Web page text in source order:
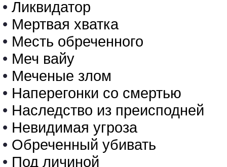
• Ликвидатор
• Мертвая хватка
• Месть обреченного
• Меч вайу
• Меченые злом
• Наперегонки со смертью
• Наследство из преисподней
• Невидимая угроза
• Обреченный убивать
• Под личиной